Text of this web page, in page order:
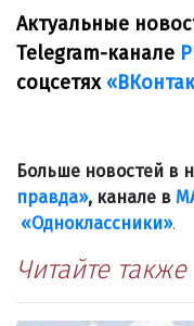
Актуальные
Telegram-канале
соцсетях
Больше новостей в
правда», канале в
«Одноклассники».
Читайте также